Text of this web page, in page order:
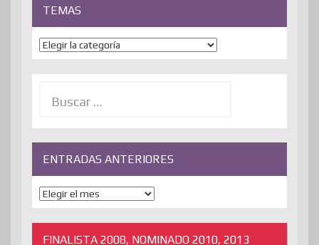
TEMAS
Temas
ENTRADAS ANTERIORES
ENTRADAS
ANTERIORES
FINALISTA 2008, NOMINADO 2010, 2013